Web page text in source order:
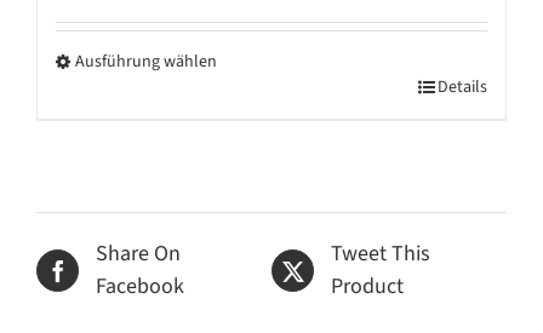
€199,95€99,00.
Ausführung wählen
Varianten
auf.
Die
Details
Share On
Facebook
Tweet This
Product